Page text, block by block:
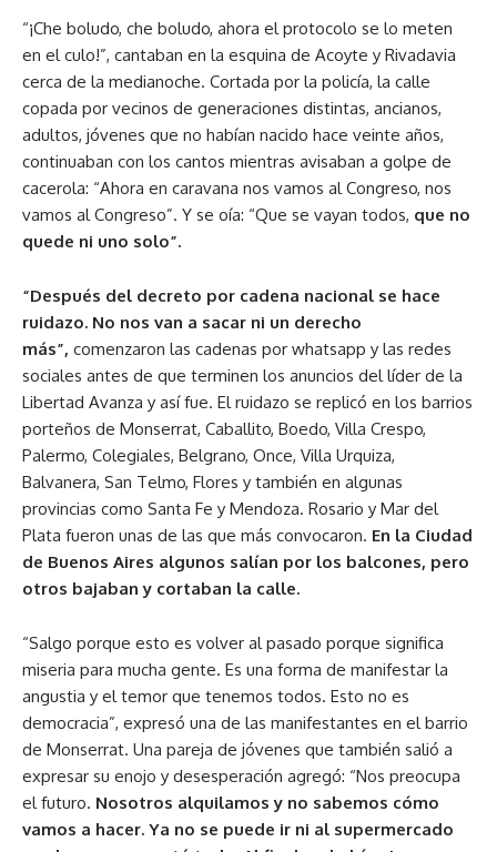
“¡Che boludo, che boludo, ahora el protocolo se lo meten
en el culo!”, cantaban en la esquina de Acoyte y Rivadavia
cerca de la medianoche. Cortada por la policía, la calle
copada por vecinos de generaciones distintas, ancianos,
adultos, jóvenes que no habían nacido hace veinte años,
continuaban con los cantos mientras avisaban a golpe de
cacerola: “Ahora en caravana nos vamos al Congreso, nos
vamos al Congreso”. Y se oía: “Que se vayan todos, que no
quede ni uno solo”.
“Después del decreto por cadena nacional se hace
ruidazo. No nos van a sacar ni un derecho
más”, comenzaron las cadenas por whatsapp y las redes
sociales antes de que terminen los anuncios del líder de la
Libertad Avanza y así fue. El ruidazo se replicó en los barrios
porteños de Monserrat, Caballito, Boedo, Villa Crespo,
Palermo, Colegiales, Belgrano, Once, Villa Urquiza,
Balvanera, San Telmo, Flores y también en algunas
provincias como Santa Fe y Mendoza. Rosario y Mar del
Plata fueron unas de las que más convocaron. En la Ciudad
de Buenos Aires algunos salían por los balcones, pero
otros bajaban y cortaban la calle.
“Salgo porque esto es volver al pasado porque significa
miseria para mucha gente. Es una forma de manifestar la
angustia y el temor que tenemos todos. Esto no es
democracia”, expresó una de las manifestantes en el barrio
de Monserrat. Una pareja de jóvenes que también salió a
expresar su enojo y desesperación agregó: “Nos preocupa
el futuro. Nosotros alquilamos y no sabemos cómo
vamos a hacer. Ya no se puede ir ni al supermercado